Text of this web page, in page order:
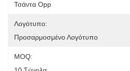
Τσάντα Opp
Λογότυπο:
Προσαρμοσμένο Λογότυπο
MOQ: